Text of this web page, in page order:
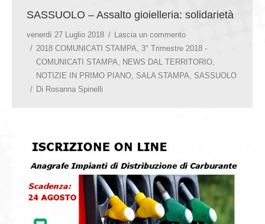
SASSUOLO – Assalto gioielleria: solidarietà
venerdì 27 Luglio 2018
Lascia un commento
2018 COMUNICATI STAMPA
3° Trimestre 2018 -
COMUNICATI STAMPA
NEWS DAL TERRITORIO
NOTIZIE IN PRIMO PIANO SALA STAMPA
SASSUOLO
Di Rosanna Spinelli